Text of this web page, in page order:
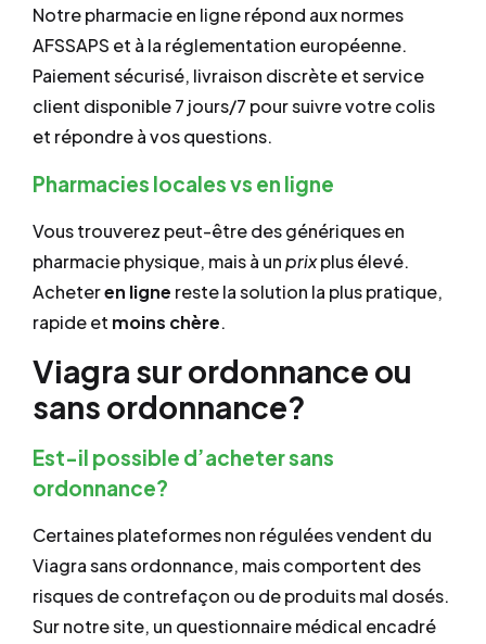
Notre pharmacie en ligne répond aux normes
AFSSAPS et à la réglementation européenne.
Paiement sécurisé, livraison discrète et service
client disponible 7 jours/7 pour suivre votre colis
et répondre à vos questions.
Pharmacies locales vs en ligne
Vous trouverez peut-être des génériques en
pharmacie physique, mais à unprixplus élevé.
Acheteren ligne reste la solution la plus pratique,
rapide et moins chère.
Viagra sur ordonnance ou
sans ordonnance?
Est-il possible d’acheter sans
ordonnance?
Certaines plateformes non régulées vendent du
Viagra sans ordonnance, mais comportent des
risques de contrefaçon ou de produits mal dosés.
Sur notre site, un questionnaire médical encadré